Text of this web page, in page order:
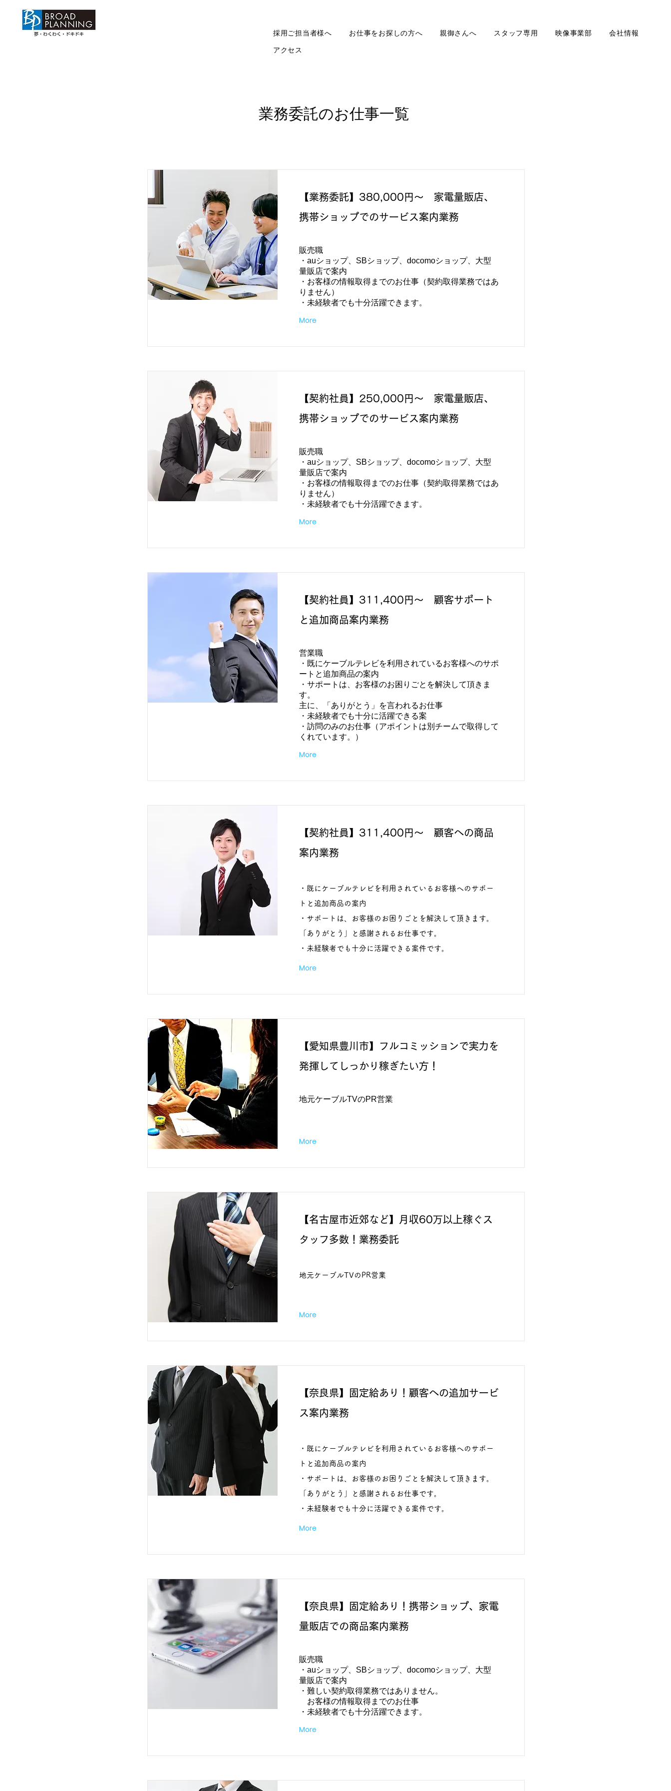
採用ご担当者様へ お仕事をお探しの方へ 親御さんへ スタッフ専用 映像事業部 会社情報
アクセス
​業務委託のお仕事一覧
【業務委託】380,000円～ 家電量販店、
携帯ショップでのサービス案内業務
販売職
・auショップ、SBショップ、docomoショップ、大型
量販店で案内
・お客様の情報取得までのお仕事（契約取得業務ではあ
りません）
・未経験者でも十分活躍できます。
More
【契約社員】250,000円～ 家電量販店、
携帯ショップでのサービス案内業務
販売職
・auショップ、SBショップ、docomoショップ、大型
量販店で案内
・お客様の情報取得までのお仕事（契約取得業務ではあ
りません）
・未経験者でも十分活躍できます。
More
【契約社員】311,400円～ 顧客サポート
と追加商品案内業務
営業職
・既にケーブルテレビを利用されているお客様へのサポ
ートと追加商品の案内
・サポートは、お客様のお困りごとを解決して頂きま
す。
主に、「ありがとう」を言われるお仕事
・未経験者でも十分に活躍できる案
・訪問のみのお仕事（アポイントは別チームで取得して
くれています。）
More
【契約社員】311,400円～ 顧客への商品
案内業務
・既にケーブルテレビを利用されているお客様へのサポー
トと追加商品の案内
・サポートは、お客様のお困りごとを解決して頂きます。
「ありがとう」と感謝されるお仕事です。
・未経験者でも十分に活躍できる案件です。
More
【愛知県豊川市】フルコミッションで実力を
発揮してしっかり稼ぎたい方！
地元ケーブルTVのPR営業
More
【名古屋市近郊など】月収60万以上稼ぐス
タッフ多数！業務委託
地元ケーブルTVのPR営業
More
【奈良県】固定給あり！顧客への追加サービ
ス案内業務
・既にケーブルテレビを利用されているお客様へのサポー
トと追加商品の案内
・サポートは、お客様のお困りごとを解決して頂きます。
「ありがとう」と感謝されるお仕事です。
・未経験者でも十分に活躍できる案件です。
More
【奈良県】固定給あり！携帯ショップ、家電
量販店での商品案内業務
販売職
・auショップ、SBショップ、docomoショップ、大型
量販店で案内
・難しい契約取得業務ではありません。
お客様の情報取得までのお仕事
・未経験者でも十分活躍できます。
More